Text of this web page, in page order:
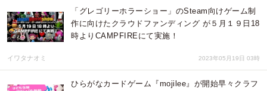
「グレゴリーホラーショー」のSteam向けゲーム制
作に向けたクラウドファンディング が５月１９日18
時よりCAMPFIREにて実施！
イワタナオミ 2023年05月19日 03時
ひらがなカードゲーム『mojilee』が開始早々クラフ